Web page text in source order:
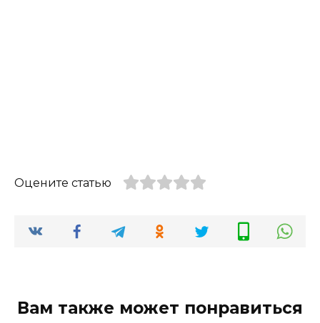
Оцените статью
Вам также может понравиться